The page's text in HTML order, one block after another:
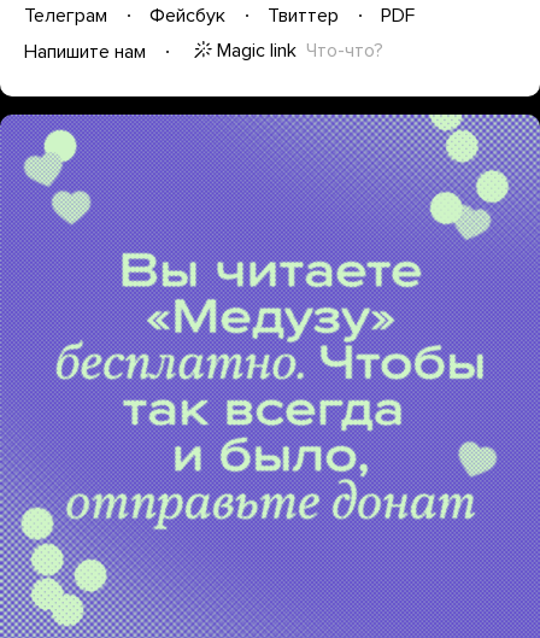
Телеграм Фейсбук Твиттер
PDF
Напишите нам
Magic link Что-что?